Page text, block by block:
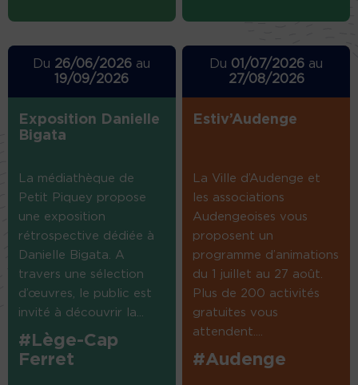
Du 26/06/2026 au
19/09/2026
Exposition Danielle
Bigata
La médiathèque de
Petit Piquey propose
une exposition
rétrospective dédiée à
Danielle Bigata. A
travers une sélection
d’œuvres, le public est
invité à découvrir la...
#Lège-Cap
Ferret
Du 01/07/2026 au
27/08/2026
Estiv’Audenge
La Ville d’Audenge et
les associations
Audengeoises vous
proposent un
programme d’animations
du 1 juillet au 27 août.
Plus de 200 activités
gratuites vous
attendent....
#Audenge